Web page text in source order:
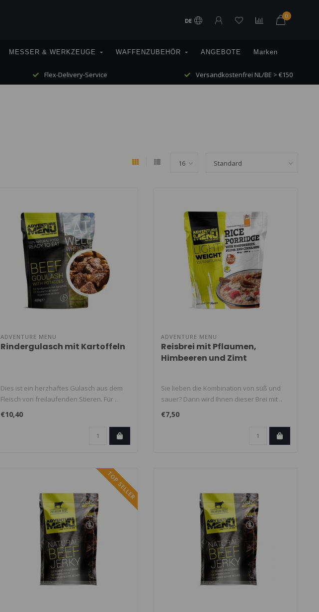
DE
0
MESSER & WERKZEUGE WAFFENZUBEHÖR ANGEBOTE Marken
Flex-Delivery-Service Versandkostenfrei NL/BE > €150
ADVENTURE MENU
Rindergulasch mit Kartoffeln
Dies ist ein herzhaftes Gulasch aus dem
Fleisch von freilaufenden Stieren. Für ..
€10,40
ADVENTURE MENU
Reisbrei mit Pflaumen,
Himbeeren und Zimt
Sie lieben die Kombination von süß und
sauer? Dann wird Ihnen dieser Brei mit ..
€7,50
TOP SELLER